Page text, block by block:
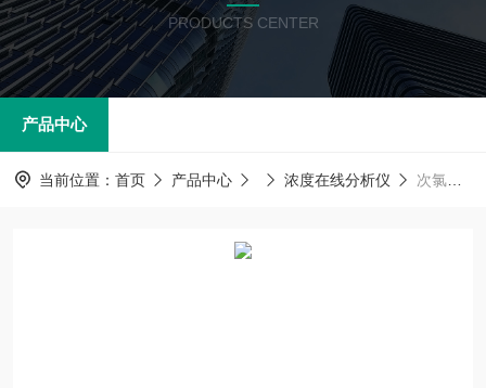
PRODUCTS CENTER
产品中心
当前位置： 首页 产品中心 浓度在线分析仪 次氯酸盐浓度在线监控优化生产效率 光相学液卤素检漏仪